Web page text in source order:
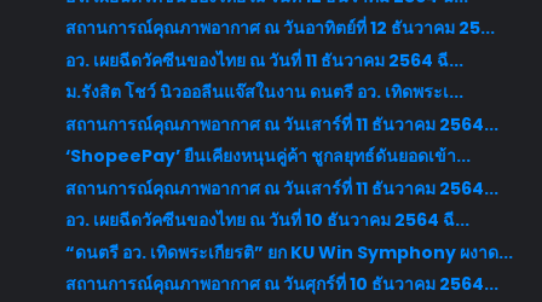
สถานการณ์คุณภาพอากาศ ณ วันอาทิตย์ที่ 12 ธันวาคม 25...
อว. เผยฉีดวัคซีนของไทย ณ วันที่ 11 ธันวาคม 2564 ฉี...
ม.รังสิต โชว์ นิวออลีนแจ๊สในงาน ดนตรี อว. เทิดพระเ...
สถานการณ์คุณภาพอากาศ ณ วันเสาร์ที่ 11 ธันวาคม 2564...
‘ShopeePay’ ยืนเคียงหนุนคู่ค้า ชูกลยุทธ์ดันยอดเข้า...
สถานการณ์คุณภาพอากาศ ณ วันเสาร์ที่ 11 ธันวาคม 2564...
อว. เผยฉีดวัคซีนของไทย ณ วันที่ 10 ธันวาคม 2564 ฉี...
“ดนตรี อว. เทิดพระเกียรติ” ยก KU Win Symphony ผงาด...
สถานการณ์คุณภาพอากาศ ณ วันศุกร์ที่ 10 ธันวาคม 2564...